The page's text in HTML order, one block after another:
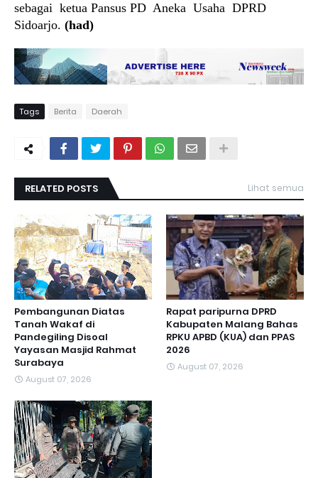
sebagai ketua Pansus PD Aneka Usaha DPRD
Sidoarjo. (had)
Tags Berita Daerah
RELATED POSTS Lihat semua
Pembangunan Diatas
Tanah Wakaf di
Pandegiling Disoal
Yayasan Masjid Rahmat
Surabaya
August 07, 2026
Rapat paripurna DPRD
Kabupaten Malang Bahas
RPKU APBD (KUA) dan PPAS
2026
August 07, 2026